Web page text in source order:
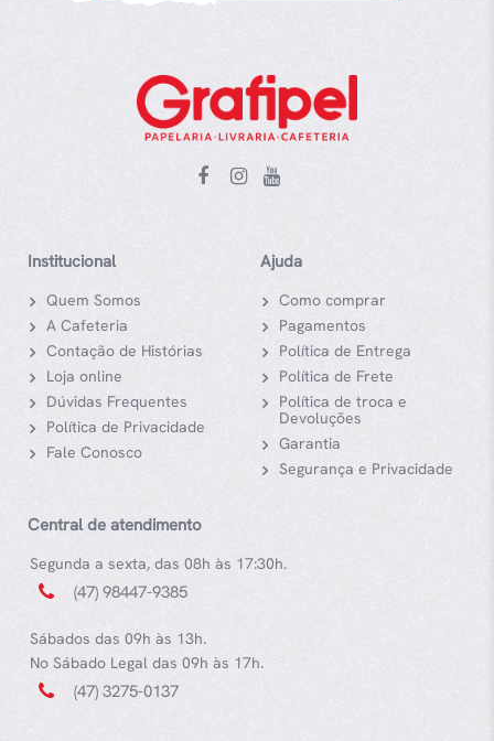
Institucional
Quem Somos
A Cafeteria
Contação de Histórias
Loja online
Dúvidas Frequentes
Política de Privacidade
Fale Conosco
Ajuda
Como comprar
Pagamentos
Política de Entrega
Política de Frete
Política de troca e
Devoluções
Garantia
Segurança e Privacidade
Central de atendimento
Segunda a sexta, das 08h às 17:30h.
(47) 98447-9385
Sábados das 09h às 13h.
No Sábado Legal das 09h às 17h.
(47) 3275-0137